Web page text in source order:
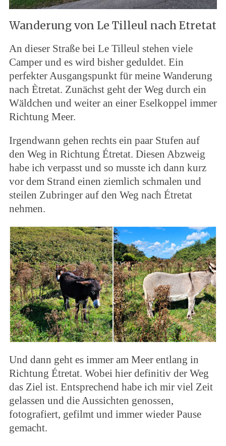
Wanderung von Le Tilleul nach Etretat
An dieser Straße bei Le Tilleul stehen viele
Camper und es wird bisher geduldet. Ein
perfekter Ausgangspunkt für meine Wanderung
nach Ètretat. Zunächst geht der Weg durch ein
Wäldchen und weiter an einer Eselkoppel immer
Richtung Meer.
Irgendwann gehen rechts ein paar Stufen auf
den Weg in Richtung Étretat. Diesen Abzweig
habe ich verpasst und so musste ich dann kurz
vor dem Strand einen ziemlich schmalen und
steilen Zubringer auf den Weg nach Étretat
nehmen.
Und dann geht es immer am Meer entlang in
Richtung Étretat. Wobei hier definitiv der Weg
das Ziel ist. Entsprechend habe ich mir viel Zeit
gelassen und die Aussichten genossen,
fotografiert, gefilmt und immer wieder Pause
gemacht.